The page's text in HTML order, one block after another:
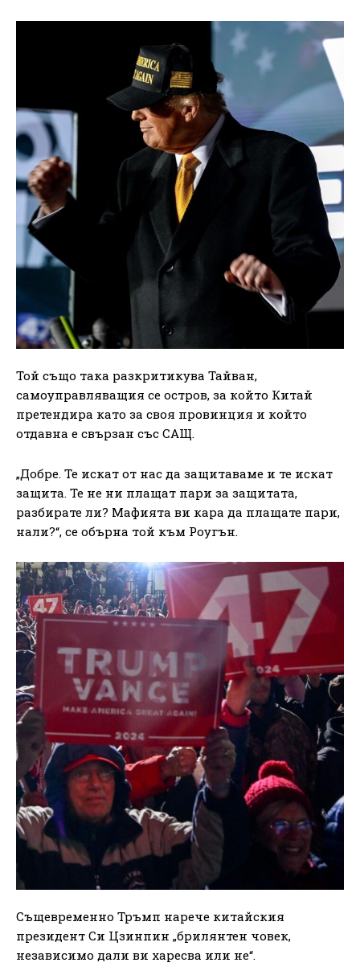
Той също така разкритикува Тайван,
самоуправляващия се остров, за който Китай
претендира като за своя провинция и който
отдавна е свързан със САЩ.
„Добре. Те искат от нас да защитаваме и те искат
защита. Те не ни плащат пари за защитата,
разбирате ли? Мафията ви кара да плащате пари,
нали?“, се обърна той към Роугън.
Същевременно Тръмп нарече китайския
президент Си Цзинпин „брилянтен човек,
независимо дали ви харесва или не“.